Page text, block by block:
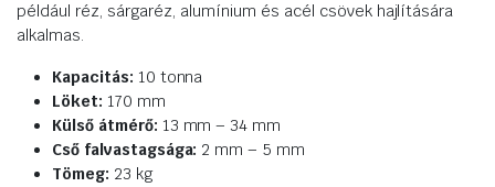
például réz, sárgaréz, alumínium és acél csövek hajlítására
alkalmas.
Kapacitás: 10 tonna
Löket: 170 mm
Külső átmérő: 13 mm – 34 mm
Cső falvastagsága: 2 mm – 5 mm
Tömeg: 23 kg